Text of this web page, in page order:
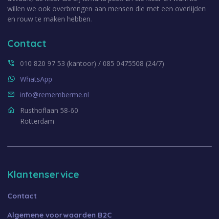
Contact
010 820 97 53 (kantoor) / 085 0475508 (24/7)
WhatsApp
info@rememberme.nl
Rusthoflaan 58-60
Rotterdam
willen we ook overbrengen aan mensen die met een overlijden
en rouw te maken hebben.
Klantenservice
Contact
Algemene voorwaarden B2C